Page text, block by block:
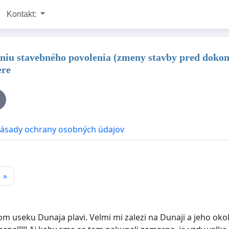
Kontakt:
stavebného povolenia (zmeny stavby pred
ochrany osobných údajov
»
useku Dunaja plavi. Velmi mi zalezi na Dunaji a jeho